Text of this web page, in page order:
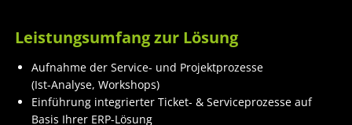
Leistungsumfang zur Lösung
Aufnahme der Service- und Projektprozesse
(Ist-Analyse, Workshops)
Einführung integrierter Ticket- & Serviceprozesse auf
Basis Ihrer ERP-Lösung